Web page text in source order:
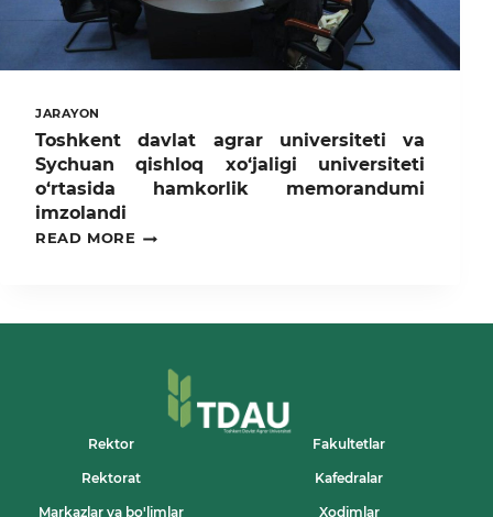
XAMRAYEVA
BOSHCHILIGIDA
TASHKIL
JARAYON
Toshkent davlat agrar universiteti va
Sychuan qishloq xo‘jaligi universiteti
o‘rtasida hamkorlik memorandumi
imzolandi
READ MORE
TOSHKENT
MEMORANDUMI
Rektor Fakultetlar
Rektorat Kafedralar
Markazlar va bo'limlar Xodimlar